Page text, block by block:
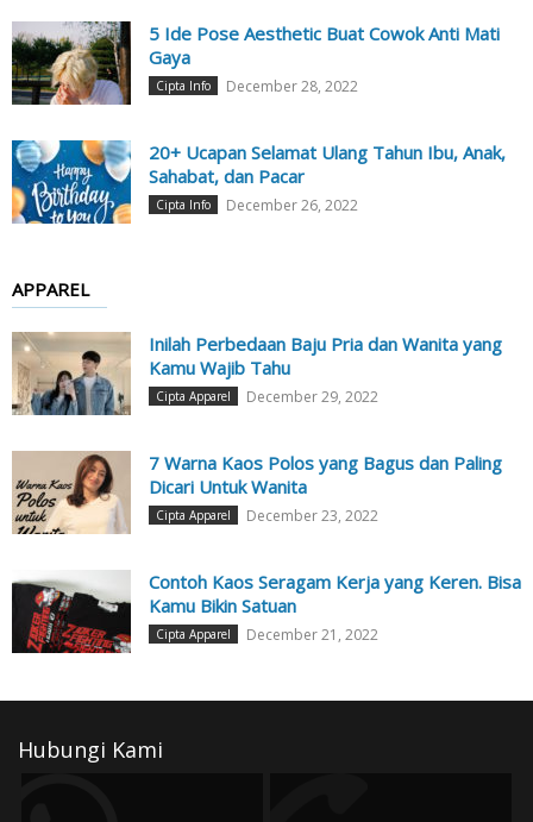
5 Ide Pose Aesthetic Buat Cowok Anti Mati
Gaya
Cipta Info December 28, 2022
20+ Ucapan Selamat Ulang Tahun Ibu, Anak,
Sahabat, dan Pacar
Cipta Info December 26, 2022
APPAREL
Inilah Perbedaan Baju Pria dan Wanita yang
Kamu Wajib Tahu
Cipta Apparel December 29, 2022
7 Warna Kaos Polos yang Bagus dan Paling
Dicari Untuk Wanita
Cipta Apparel December 23, 2022
Contoh Kaos Seragam Kerja yang Keren. Bisa
Kamu Bikin Satuan
Cipta Apparel December 21, 2022
Hubungi Kami